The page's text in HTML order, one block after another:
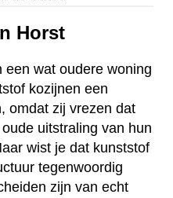
Horst
wat oudere woning
kozijnen een
omdat zij vrezen dat
uitstraling van hun
wist je dat kunststof
tegenwoordig
zijn van echt